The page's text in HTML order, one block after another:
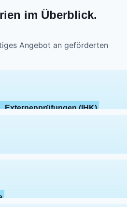
im Überblick.
Angebot an geförderten
Externenprüfungen (IHK)